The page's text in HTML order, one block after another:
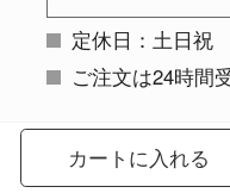
カートに入れる
定休日：土日祝
ご注文は24時間
お支